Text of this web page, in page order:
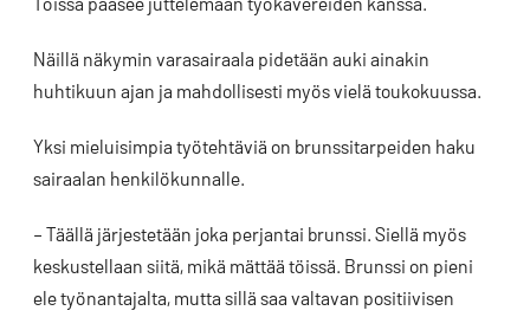
Näillä näkymin varasairaala pidetään auki ainakin
huhtikuun ajan ja mahdollisesti myös vielä toukokuussa.
Yksi mieluisimpia työtehtäviä on brunssitarpeiden haku
sairaalan henkilökunnalle.
– Täällä järjestetään joka perjantai brunssi. Siellä myös
keskustellaan siitä, mikä mättää töissä. Brunssi on pieni
ele työnantajalta, mutta sillä saa valtavan positiivisen